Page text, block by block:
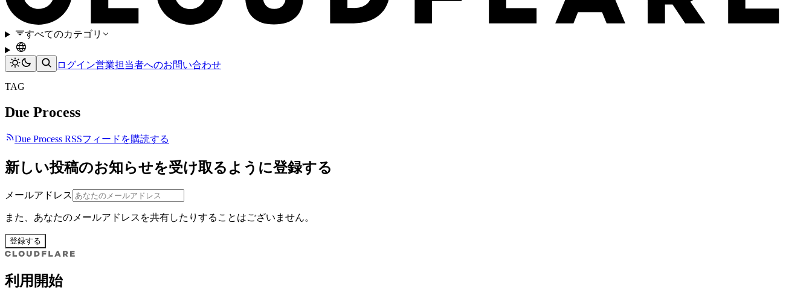
すべてのカテゴリ
ログイン営業担当者へのお問い合わせ
TAG
Due Process
Due Process RSSフィードを購読する
新しい投稿のお知らせを受け取るように登録する
メールアドレス
また、あなたのメールアドレスを共有したりすることはございません。
登録する
利用開始